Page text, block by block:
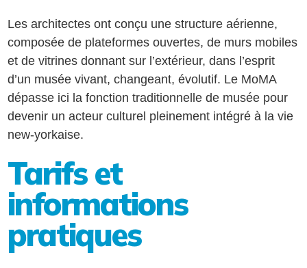
Les architectes ont conçu une structure aérienne,
composée de plateformes ouvertes, de murs mobiles
et de vitrines donnant sur l’extérieur, dans l’esprit
d’un musée vivant, changeant, évolutif. Le MoMA
dépasse ici la fonction traditionnelle de musée pour
devenir un acteur culturel pleinement intégré à la vie
new-yorkaise.
Tarifs et
informations
pratiques